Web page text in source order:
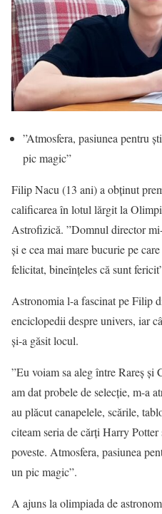
”Atmosfera, pasiunea pentru
pic magic”
Filip Nacu (13 ani) a obținut
calificarea în lotul lărgit la
Astrofizică. ”Domnul director
și e cea mai mare bucurie pe
felicitat, bineînțeles că sunt
Astronomia l-a fascinat pe Filip
enciclopedii despre univers, iar
și-a găsit locul.
”Eu voiam sa aleg între Rareș și
am dat probele de selecție, m-a
au plăcut canapelele, scările,
citeam seria de cărți Harry
poveste. Atmosfera, pasiunea
un pic magic”.
A ajuns la olimpiada de